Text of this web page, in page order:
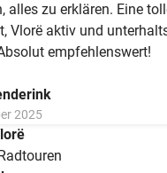
alles zu erklären. Eine
Vlorë aktiv und
empfehlenswert!
2025